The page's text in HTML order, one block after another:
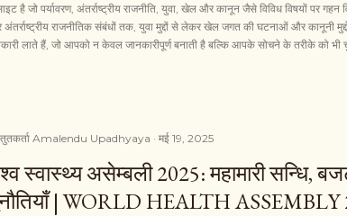
है जो पर्यावरण, अंतर्राष्ट्रीय राजनीति, युवा, खेल और कानून जैसे विविध विषयों पर
राजनीतिक संबंधों तक, युवा मुद्दों से लेकर खेल जगत की घटनाओं और कानूनी
लाते हैं, जो आपको न केवल जानकारीपूर्ण बनाती है बल्कि आपके सोचने के तरीके को भी
Amalendu Upadhyaya मई 19, 2025
स्वास्थ्य असेम्बली 2025: महामारी सन्धि,
| WORLD HEALTH ASSEMBLY